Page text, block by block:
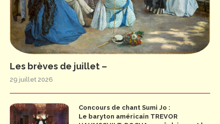
Les brèves de juillet –
29 juillet 2026
Concours de chant Sumi Jo :
Le baryton américain TREVOR